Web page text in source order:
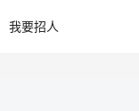
我要招人